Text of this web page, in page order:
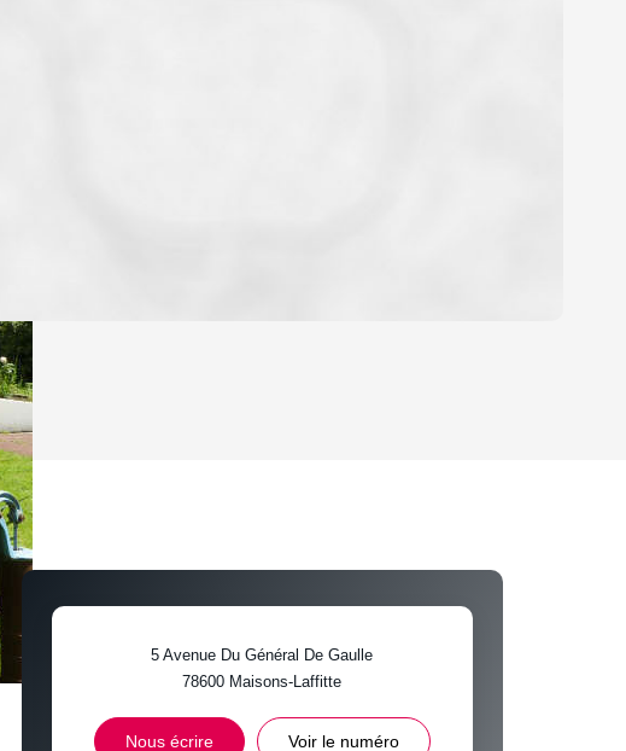
TAUX D'HABITATION
DISTANCE DE L'AÉROPORT :
ECOLES ET CRÈCHES
5 Avenue Du Général De Gaulle
78600 Maisons-Laffitte
Nous écrire Voir le numéro